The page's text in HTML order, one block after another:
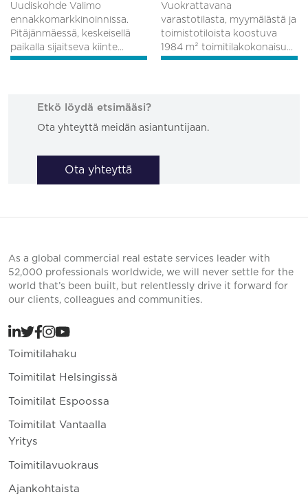
Uudiskohde Valimo
ennakkomarkkinoinnissa.
Pitäjänmäessä, keskeisellä
paikalla sijaitseva kiinte...
Vuokrattavana
varastotilasta, myymälästä ja
toimistotiloista koostuva
1984 m² toimitilakokonaisu...
Etkö löydä etsimääsi?
Ota yhteyttä meidän asiantuntijaan.
Ota yhteyttä
As a global commercial real estate services leader with
52,000 professionals worldwide, we will never settle for the
world that’s been built, but relentlessly drive it forward for
our clients, colleagues and communities.
Toimitilahaku
Toimitilat Helsingissä
Toimitilat Espoossa
Toimitilat Vantaalla
Yritys
Toimitilavuokraus
Ajankohtaista